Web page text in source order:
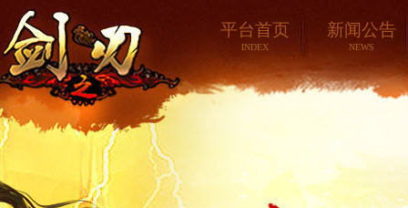
平台首页
INDEX
新闻公告
NEWS